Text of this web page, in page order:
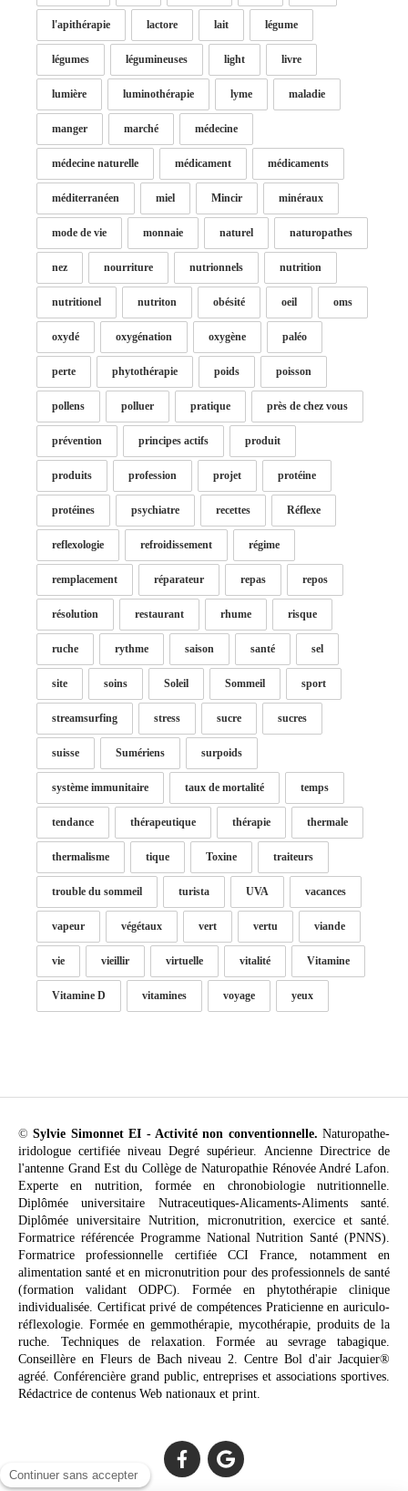
l'apithérapie lactore lait légume
légumes légumineuses light livre
lumière luminothérapie lyme maladie
manger marché médecine
médecine naturelle médicament médicaments
méditerranéen miel Mincir minéraux
mode de vie monnaie naturel naturopathes
nez nourriture nutrionnels nutrition
nutritionel nutriton obésité oeil oms
oxydé oxygénation oxygène paléo
perte phytothérapie poids poisson
pollens polluer pratique près de chez vous
prévention principes actifs produit
produits profession projet protéine
protéines psychiatre recettes Réflexe
reflexologie refroidissement régime
remplacement réparateur repas repos
résolution restaurant rhume risque
ruche rythme saison santé sel
site soins Soleil Sommeil sport
streamsurfing stress sucre sucres
suisse Sumériens surpoids
système immunitaire taux de mortalité temps
tendance thérapeutique thérapie thermale
thermalisme tique Toxine traiteurs
trouble du sommeil turista UVA vacances
vapeur végétaux vert vertu viande
vie vieillir virtuelle vitalité Vitamine
Vitamine D vitamines voyage yeux
©Sylvie Simonnet EI - Activité non conventionnelle. Naturopathe-
iridologue certifiée niveau Degré supérieur. Ancienne Directrice de
l'antenne Grand Est du Collège de Naturopathie Rénovée André Lafon.
Experte en nutrition, formée en chronobiologie nutritionnelle.
Diplômée universitaire Nutraceutiques-Alicaments-Aliments santé.
Diplômée universitaire Nutrition, micronutrition, exercice et santé.
Formatrice référencée Programme National Nutrition Santé (PNNS).
Formatrice professionnelle certifiée CCI France, notamment en
alimentation santé et en micronutrition pour des professionnels de santé
(formation validant ODPC). Formée en phytothérapie clinique
individualisée. Certificat privé de compétences Praticienne en auriculo-
réflexologie. Formée en gemmothérapie, mycothérapie, produits de la
ruche. Techniques de relaxation. Formée au sevrage tabagique.
Conseillère en Fleurs de Bach niveau 2. Centre Bol d'air Jacquier®
agréé. Conférencière grand public, entreprises et associations sportives.
Rédactrice de contenus Web nationaux et print.